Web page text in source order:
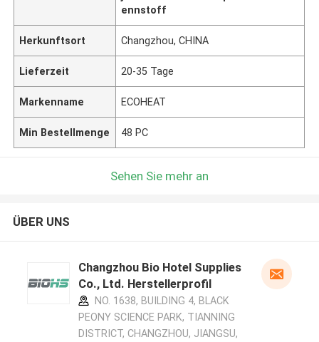
ennstoff
Herkunftsort Changzhou, CHINA
Lieferzeit 20-35 Tage
Markenname ECOHEAT
Min Bestellmenge 48 PC
Sehen Sie mehr an
ÜBER UNS
Changzhou Bio Hotel Supplies
Co., Ltd. Herstellerprofil
NO. 1638, BUILDING 4, BLACK
PEONY SCIENCE PARK, TIANNING
DISTRICT, CHANGZHOU, JIANGSU,